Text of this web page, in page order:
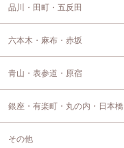
品川・田町・五反田
六本木・麻布・赤坂
青山・表参道・原宿
銀座・有楽町・丸の内・日本橋
その他